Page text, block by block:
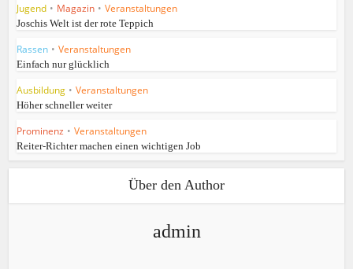
Jugend • Magazin • Veranstaltungen
Joschis Welt ist der rote Teppich
Rassen • Veranstaltungen
Einfach nur glücklich
Ausbildung • Veranstaltungen
Höher schneller weiter
Prominenz • Veranstaltungen
Reiter-Richter machen einen wichtigen Job
Über den Author
admin